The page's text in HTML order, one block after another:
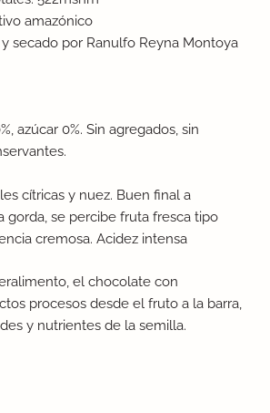
amazónico
secado por Ranulfo Reyna Montoya
azúcar 0%. Sin agregados, sin
cítricas y nuez. Buen final a
gorda, se percibe fruta fresca tipo
cremosa. Acidez intensa
el chocolate con
procesos desde el fruto a la barra,
y nutrientes de la semilla.